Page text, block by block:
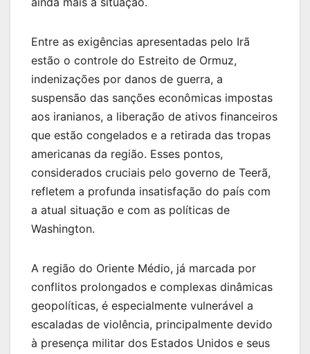
Entre as exigências apresentadas pelo Irã
estão o controle do Estreito de Ormuz,
indenizações por danos de guerra, a
suspensão das sanções econômicas impostas
aos iranianos, a liberação de ativos financeiros
que estão congelados e a retirada das tropas
americanas da região. Esses pontos,
considerados cruciais pelo governo de Teerã,
refletem a profunda insatisfação do país com
a atual situação e com as políticas de
Washington.
A região do Oriente Médio, já marcada por
conflitos prolongados e complexas dinâmicas
geopolíticas, é especialmente vulnerável a
escaladas de violência, principalmente devido
à presença militar dos Estados Unidos e seus